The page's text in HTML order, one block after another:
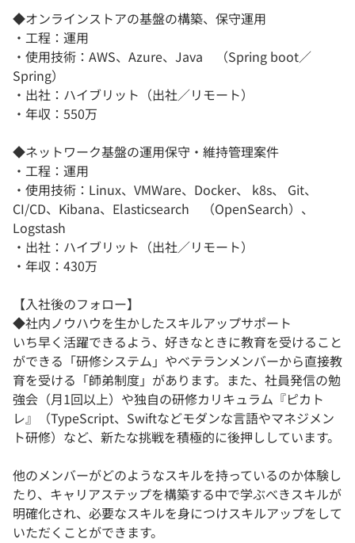
◆オンラインストアの基盤の構築、保守運用
・工程：運用
・使用技術：AWS、Azure、Java （Spring boot／
Spring）
・出社：ハイブリット（出社／リモート）
・年収：550万
◆ネットワーク基盤の運用保守・維持管理案件
・工程：運用
・使用技術：Linux、VMWare、Docker、 k8s、 Git、
CI/CD、Kibana、Elasticsearch （OpenSearch）、
Logstash
・出社：ハイブリット（出社／リモート）
・年収：430万
【入社後のフォロー】
◆社内ノウハウを生かしたスキルアップサポート
いち早く活躍できるよう、好きなときに教育を受けること
ができる「研修システム」やベテランメンバーから直接教
育を受ける「師弟制度」があります。また、社員発信の勉
強会（月1回以上）や独自の研修カリキュラム『ピカト
レ』（TypeScript、Swiftなどモダンな言語やマネジメン
ト研修）など、新たな挑戦を積極的に後押ししています。
他のメンバーがどのようなスキルを持っているのか体験し
たり、キャリアステップを構築する中で学ぶべきスキルが
明確化され、必要なスキルを身につけスキルアップをして
いただくことができます。